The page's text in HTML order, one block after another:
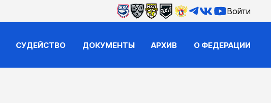
Войти
СУДЕЙСТВО ДОКУМЕНТЫ АРХИВ О ФЕДЕРАЦИИ